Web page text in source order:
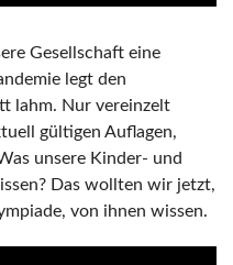
Gesellschaft eine
legt den
lahm. Nur vereinzelt
gültigen Auflagen,
unsere Kinder- und
Das wollten wir jetzt,
von ihnen wissen.